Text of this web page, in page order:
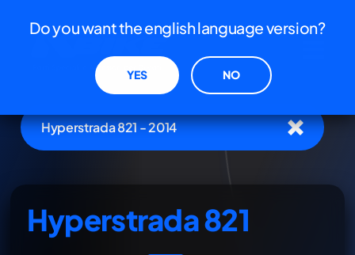
Hyperstrada 821 - 2014
Hyperstrada 821
Do you want the english language version?
YES NO